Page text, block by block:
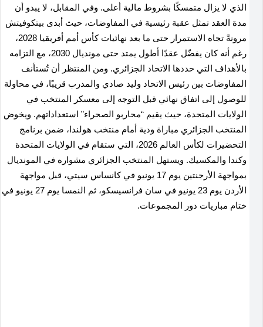
الذي لا يزال متمسكًا بشروط مالية أعلى. وفي المقابل، لا يبدو أن
مدة العقد تمثل عقبة رئيسية في المفاوضات، حيث أبدى بيتكوفيتش
مرونةً تجاه الاستمرار حتى ما بعد نهائيات كأس أمم أفريقيا 2028،
رغم أنه كان يفضّل عقدًا أطول يمتد حتى مونديال 2030، مع التزامه
بالأهداف التي حددها الاتحاد الجزائري. ومن المنتظر أن تُستأنف
المفاوضات بين رئيس الاتحاد وليد صادي والمدرب قريبًا، في محاولة
للوصول إلى اتفاق نهائي قبل التوجه إلى معسكر المنتخب في
الولايات المتحدة، حيث يقيم “محاربو الصحراء” استعداداتهم. ويخوض
المنتخب الجزائري مباراة ودية أمام منتخب هولندا، ضمن برنامج
التحضيرات لكأس العالم 2026، التي ستقام في الولايات المتحدة
وكندا والمكسيك. ويستهل المنتخب الجزائري مشواره في المونديال
بمواجهة الأرجنتين يوم 17 يونيو في كانساس سيتي، قبل مواجهة
الأردن يوم 23 يونيو في سان فرانسيسكو، ثم النمسا يوم 27 يونيو في
ختام مباريات دور المجموعات.